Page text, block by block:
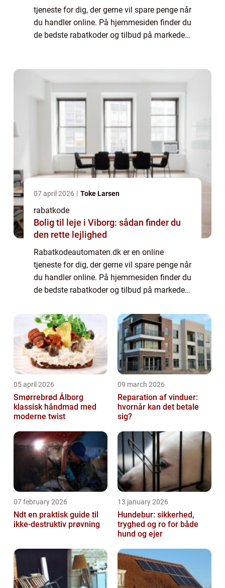
tjeneste for dig, der gerne vil spare penge når
du handler online. På hjemmesiden finder du
de bedste rabatkoder og tilbud på markedet
07 april 2026 Toke Larsen
rabatkode
Bolig til leje i Viborg: sådan finder du
den rette lejlighed
Rabatkodeautomaten.dk er en online
tjeneste for dig, der gerne vil spare penge når
du handler online. På hjemmesiden finder du
de bedste rabatkoder og tilbud på markedet
samarbejder med en lang ræ...
05 april 2026
Smørrebrød Ålborg
klassisk håndmad med
moderne twist
09 march 2026
Reparation af vinduer:
hvornår kan det betale
sig?
07 february 2026
Ndt en praktisk guide til
ikke-destruktiv prøvning
13 january 2026
Hundebur: sikkerhed,
tryghed og ro for både
hund og ejer